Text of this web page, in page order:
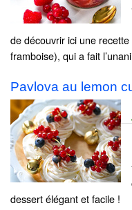
de découvrir ici une
framboise), qui a fait
Pavlova au lemon
dessert élégant et facile !